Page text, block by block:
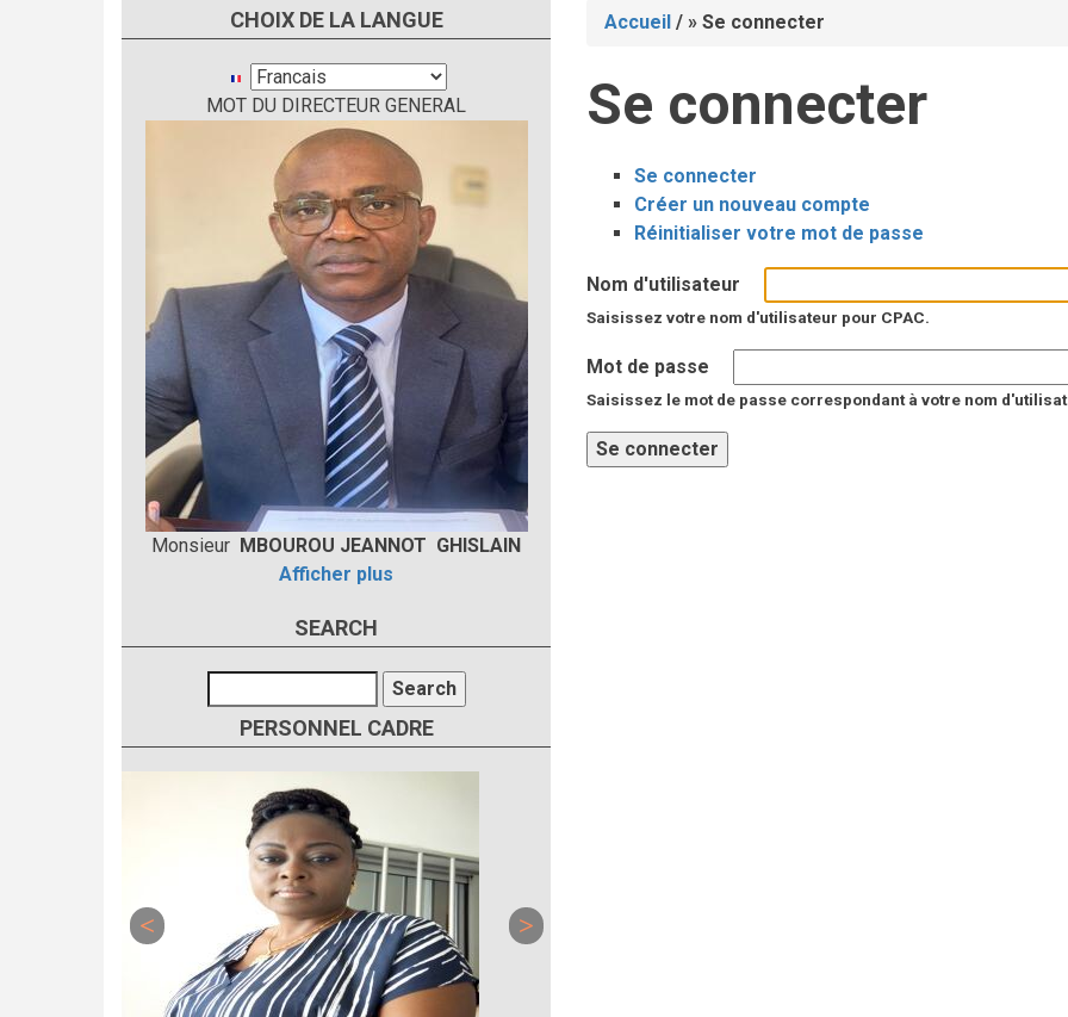
CHOIX DE LA LANGUE
Select
your
language
MOT DU DIRECTEUR GENERAL
Monsieur MBOUROU JEANNOT GHISLAIN
Afficher plus
SEARCH
PERSONNEL CADRE
d'Ariane
Accueil / Se connecter
Se connecter
Onglets
principaux
Se connecter
actif)
Créer un nouveau compte
Réinitialiser votre mot de passe
Nom d'utilisateur
Saisissez votre nom d'utilisateur pour CPAC.
Mot de passe
Saisissez le mot de passe correspondant à votre nom